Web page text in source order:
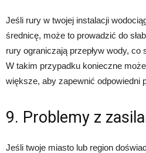
Jeśli rury w twojej instalacji
średnicę, może to prowadzić do
rury ograniczają przepływ wody,
W takim przypadku konieczne
większe, aby zapewnić odpowiedni
9. Problemy z
Jeśli twoje miasto lub region